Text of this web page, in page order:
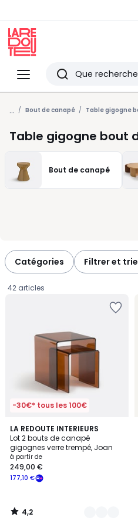
Menu
Redoute
Rechercher
Derniers
articles
vus
... Bout de canapé Table gigogne
Table gigogne bout
Bout de canapé
Catégories Filtrer et
42 articles
-30€* tous les 100€
LA REDOUTE INTERIEURS
Lot 2 bouts de canapé
gigognes verre trempé, Joan
Prix
à
partir
249,00
€
à partir de
177,10 €
249,00 €
4,2
/ 5
2
Couleurs
4,2
/